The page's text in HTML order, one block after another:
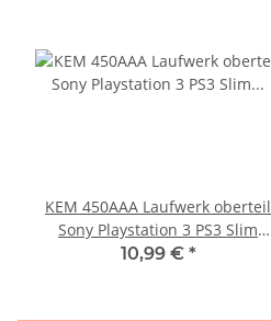
KEM 450AAA Laufwerk oberteil
Sony Playstation 3 PS3 Slim
gebraucht
10,99 € *